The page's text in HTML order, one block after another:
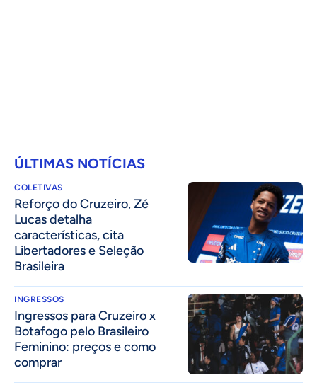
ÚLTIMAS NOTÍCIAS
COLETIVAS
⁠Reforço do Cruzeiro, Zé
Lucas detalha
características, cita
Libertadores e Seleção
Brasileira
INGRESSOS
Ingressos para Cruzeiro x
Botafogo pelo Brasileiro
Feminino: preços e como
comprar